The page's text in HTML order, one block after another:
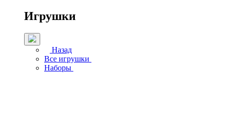
Игрушки
Назад
Все игрушки
Наборы